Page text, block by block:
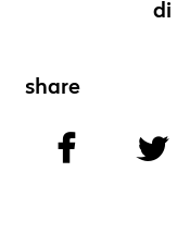
di
share